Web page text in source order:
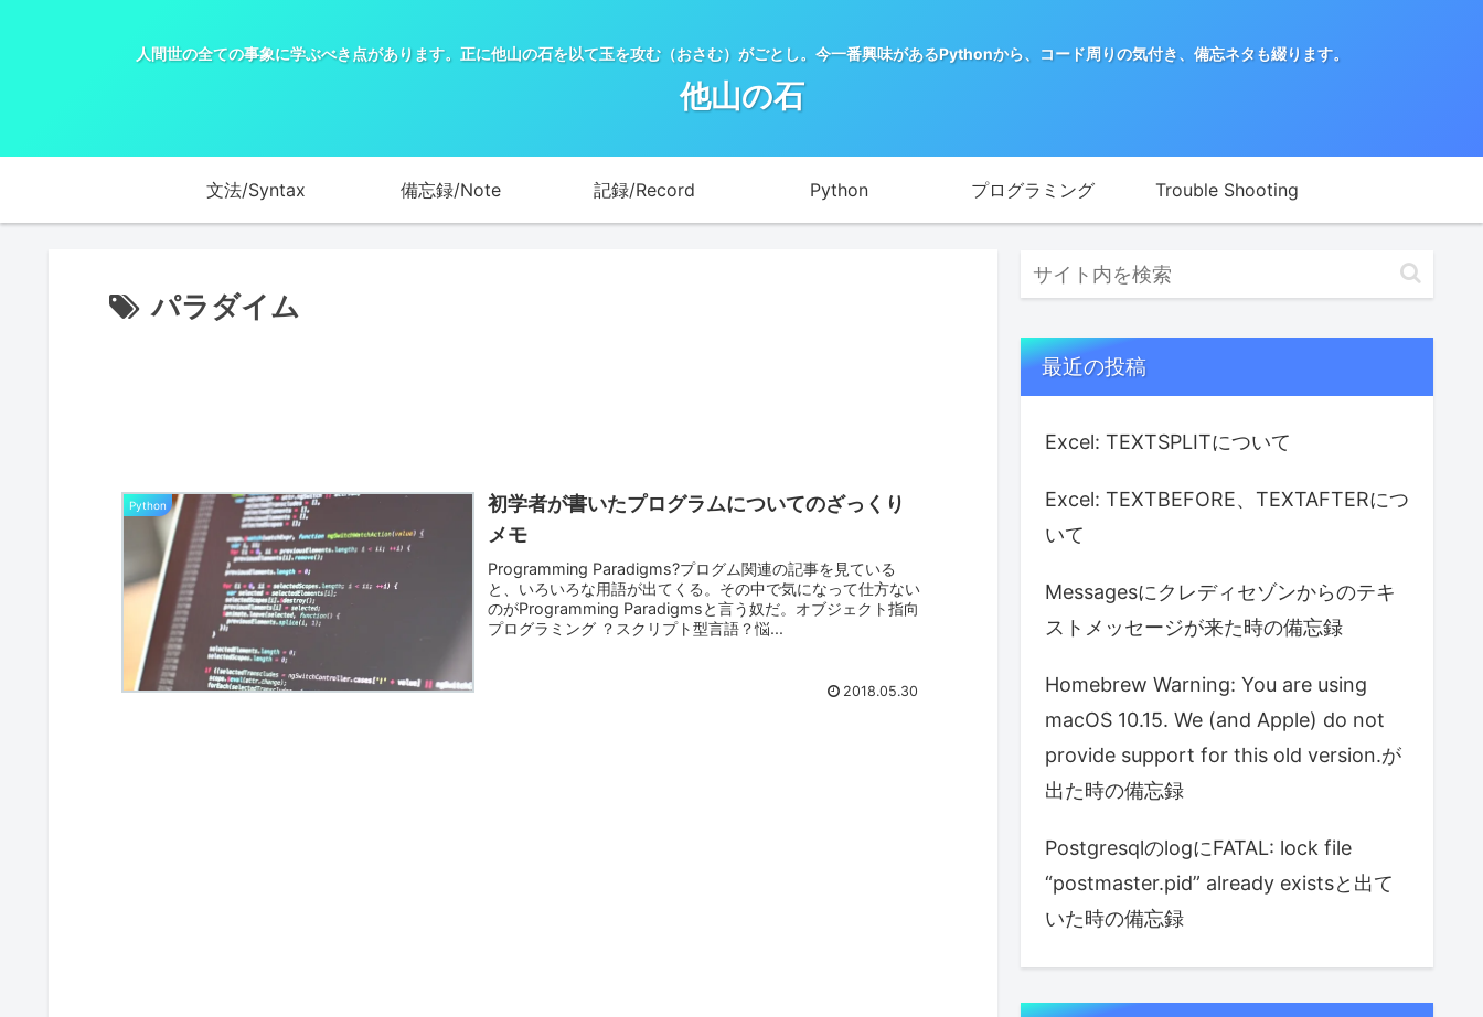
人間世の全ての事象に学ぶべき点があります。正に他山の石を以て玉を攻む（おさむ）がごとし。今一番興味があるPythonから、コード周りの気付き、備忘ネタも綴ります。
他山の石
文法/Syntax 備忘録/Note 記録/Record Python プログラミング Trouble Shooting
パラダイム
Python
初学者が書いたプログラムについてのざっくり
メモ
Programming Paradigms?プログム関連の記事を見ている
と、いろいろな用語が出てくる。その中で気になって仕方ない
のがProgramming Paradigmsと言う奴だ。オブジェクト指向
プログラミング ？スクリプト型言語？悩...
2018.05.30
最近の投稿
Excel: TEXTSPLITについて
Excel: TEXTBEFORE、TEXTAFTERにつ
いて
Messagesにクレディセゾンからのテキ
ストメッセージが来た時の備忘録
Homebrew Warning: You are using
macOS 10.15. We (and Apple) do not
provide support for this old version.が
出た時の備忘録
PostgresqlのlogにFATAL: lock file
“postmaster.pid” already existsと出て
いた時の備忘録